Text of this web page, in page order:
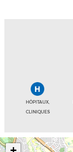
HÔPITAUX,
CLINIQUES